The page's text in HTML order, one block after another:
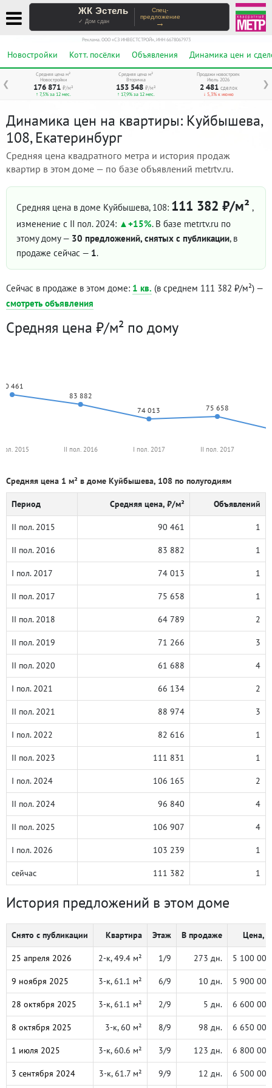
ЖК Эстель
✓ Дом сдан
Спец-
предложение
→
Реклама. ООО «СЗ ИНВЕСТСТРОЙ», ИНН 6678067973
Новостройки Котт. посёлки Объявления Динамика цен и
❮ ❯
Средняя цена м²
Новостройки
176 871 ₽/м²
↑ 7,5% за 12 мес.
Средняя цена м²
Вторичка
153 548 ₽/м²
↑ 17,9% за 12 мес.
Продажи новостроек
Июль 2026
2 481 сделок
↓ 5,3% к июню
Динамика цен на квартиры: Куйбышева,
108, Екатеринбург
Средняя цена квадратного метра и история продаж
квартир в этом доме — по базе объявлений metrtv.ru.
Средняя цена в доме Куйбышева, 108: 111 382 ₽/м² ,
изменение с II пол. 2024:
+15%. В базе metrtv.ru по
этому дому — 30 предложений, снятых с публикации, в
продаже сейчас — 1.
Сейчас в продаже в этом доме: 1 кв. (в среднем 111 382 ₽/м²) —
смотреть объявления
Средняя цена ₽/м² по дому
90 461
83 882
74 013
75 658
2015 II пол. 2016 I пол. 2017 II пол. 2017
Средняя цена 1 м² в доме Куйбышева, 108 по полугодиям
Период Средняя цена, ₽/м² Объявлений
II пол. 2015 90 461 1
II пол. 2016 83 882 1
I пол. 2017 74 013 1
II пол. 2017 75 658 1
II пол. 2018 64 789 2
II пол. 2019 71 266 3
II пол. 2020 61 688 4
I пол. 2021 66 134 2
II пол. 2021 88 974 3
I пол. 2022 82 616 1
II пол. 2023 111 831 1
I пол. 2024 106 165 2
II пол. 2024 96 840 4
II пол. 2025 106 907 4
I пол. 2026 103 239 1
сейчас 111 382 1
История предложений в этом доме
Снято с публикации Квартира Этаж В продаже Цена, ₽
25 апреля 2026 2-к, 49.4 м² 1/9 273 дн. 5 100 000
9 ноября 2025 3-к, 61.1 м² 6/9 10 дн. 5 900 000
28 октября 2025 3-к, 61.1 м² 2/9 5 дн. 6 600 000
8 октября 2025 3-к, 60 м² 8/9 98 дн. 6 650 000
1 июля 2025 3-к, 60.6 м² 3/9 123 дн. 6 800 000
3 сентября 2024 3-к, 61.7 м² 9/9 12 дн. 6 500 000